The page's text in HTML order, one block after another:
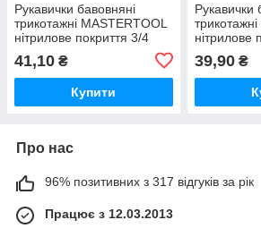
Рукавички бавовняні
трикотажні MASTERTOOL
нітрилове покриття 3/4
в&#x27;язаний манжет 10"
помаранчеві
41,10 ₴
Купити
Рукавички
нітрилове
помаранчеві
39,90₴
Про нас
96% позитивних з 317 відгуків за рік
Працює з 12.03.2013